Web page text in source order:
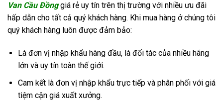
Van Cầu Đồnggiá rẻ uy tín trên thị trường với nhiều ưu đãi
hấp dẫn cho tất cả quý khách hàng. Khi mua hàng ở chúng tôi
quý khách hàng luôn được đảm bảo:
Là đơn vị nhập khẩu hàng đầu, là đối tác của nhiều hãng
lớn và uy tín toàn thế giới.
Cam kết là đơn vị nhập khẩu trực tiếp và phân phối với giá
tiệm cận giá xuất xưởng.